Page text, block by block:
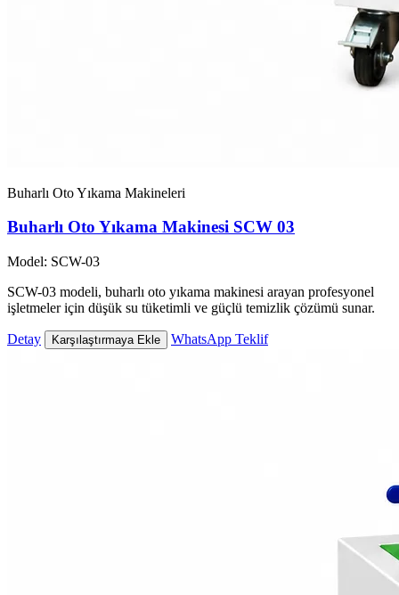
Buharlı Oto Yıkama Makineleri
Buharlı Oto Yıkama Makinesi SCW 03
Model: SCW-03
SCW-03 modeli, buharlı oto yıkama makinesi arayan profesyonel
işletmeler için düşük su tüketimli ve güçlü temizlik çözümü sunar.
Detay Karşılaştırmaya Ekle WhatsApp Teklif